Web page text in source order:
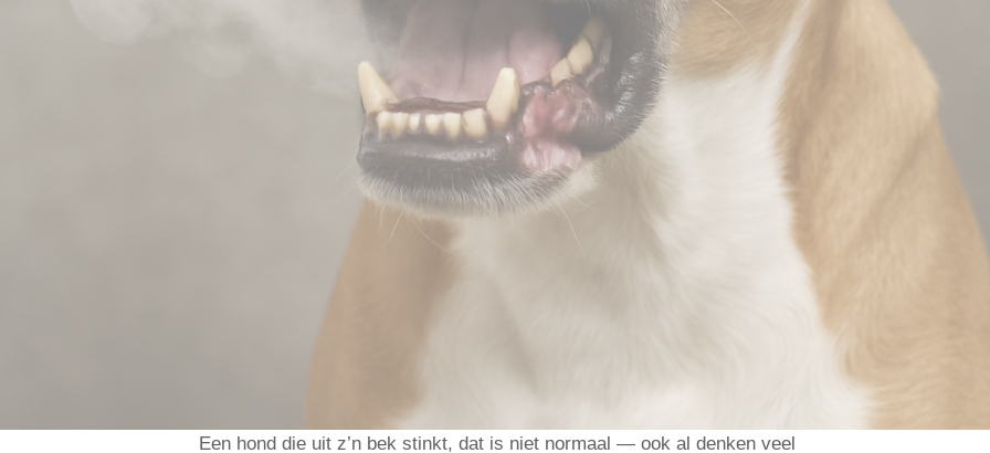
Een hond die uit z’n bek stinkt, dat is niet normaal — ook al denken veel